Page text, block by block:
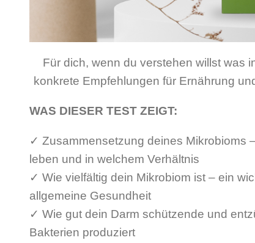
Für dich, wenn du verstehen willst was
konkrete Empfehlungen für Ernährung
WAS DIESER TEST ZEIGT:
✓ Zusammensetzung deines Mikrobioms
leben und in welchem Verhältnis
✓ Wie vielfältig dein Mikrobiom ist – ein
allgemeine Gesundheit
✓ Wie gut dein Darm schützende und
Bakterien produziert